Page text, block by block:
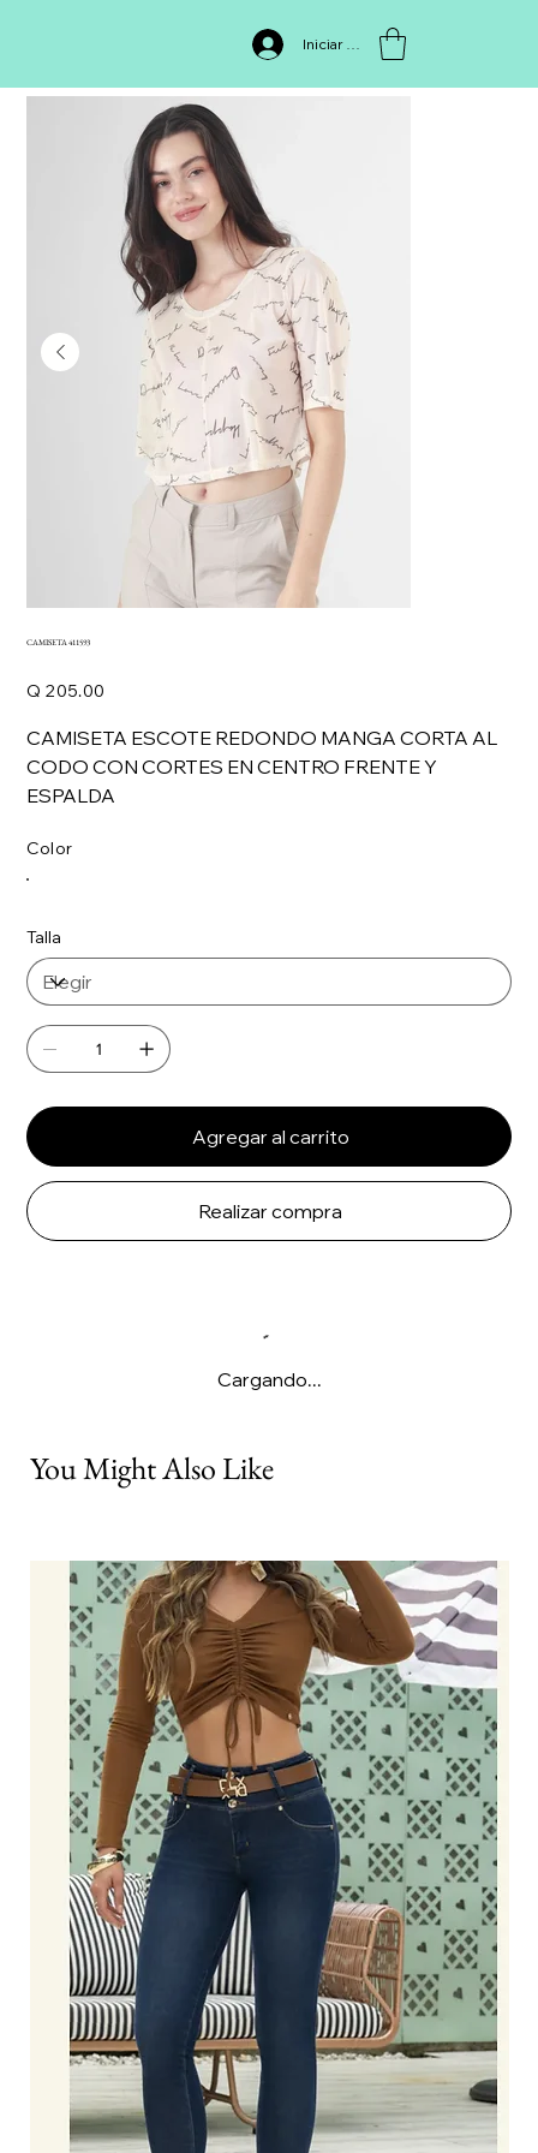
Iniciar sesión
CAMISETA 411593
CAMISETA 411593
Q 205.00
CAMISETA ESCOTE REDONDO MANGA CORTA AL
CODO CON CORTES EN CENTRO FRENTE Y
ESPALDA
Color
Talla
Agregar al carrito
Realizar compra
Cargando...
You Might Also Like